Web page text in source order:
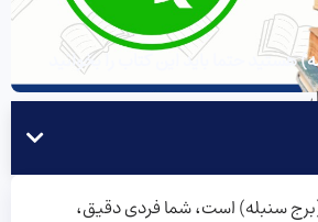
هستید حتما باید این کتاب را بخوانید
(برج سنبله) است، شما فردی دقیق،